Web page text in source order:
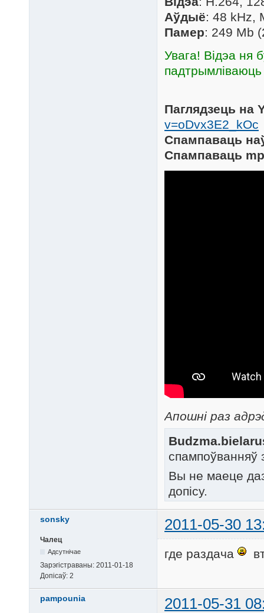
Аўдыё: 48 kHz,
Памер: 249 Mb
Увага! Відэа ня
Паглядзець на
v=oDvx3E2_kOc
Спампаваць
Спампаваць
Апошні раз
спампоўванняў
Вы не маеце
допісу.
sonsky 2011-05-30
Чалец
Адсутнічае
Зарэгістраваны: 2011-01-18
Допісаў: 2
где раздача
pampounia 2011-05-31